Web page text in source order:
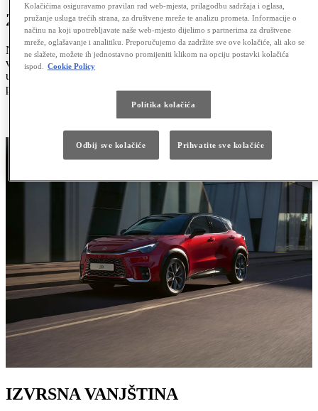
ZAVODLJIVA ELEGANCIJA
Naša vozila obuzet će sva vaša osjetila. Svakim pogledom sve će
vas više privlačiti njihova elegantna karoserija, zanimljivi detalji i
upečatljivi vizualni izraz. Naši dizajneri to nazivaju vizualnim
putovanjem.
ZNAČAJKE JEDINSTVENOG DIZAJNA
IZVRSNA VANJŠTINA
Kolačićima osiguravamo pravilan rad web-mjesta, prilagodbu sadržaja i oglasa,
pružanje usluga trećih strana, za društvene mreže te analizu prometa. Informacije o
načinu na koji upotrebljavate naše web-mjesto dijelimo s partnerima za društvene
mreže, oglašavanje i analitiku. Preporučujemo da zadržite sve ove kolačiće, ali ako se
ne slažete, možete ih jednostavno promijeniti klikom na opciju postavki kolačića
ispod.
Cookie Policy
Politika kolačića
Odbij sve kolačiće Prihvatite sve kolačiće